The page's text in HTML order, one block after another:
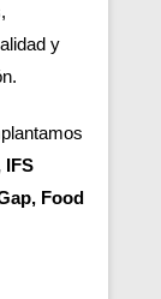
y
IFS
Food